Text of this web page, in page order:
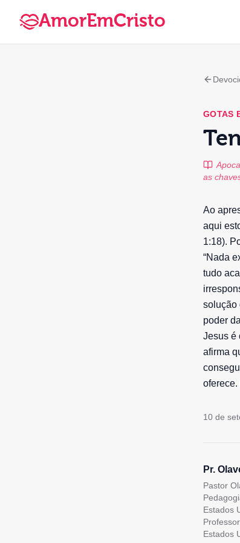
AmorEmCristo
GOTAS
as
Ao
aqui
1:18).
“Nada
tudo
solução
poder
Jesus é
afirma
oferece.
10 de
Pr.
Pastor
Estados
Estados